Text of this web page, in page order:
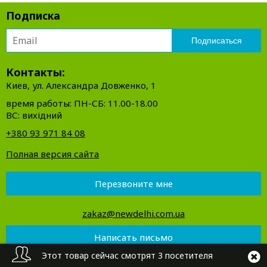
Подписка
Контакты:
Киев, ул. Александра Довженко, 1
время работы: ПН-СБ: 11.00-18.00
ВС: вихідний
+380 93 971 84 08
Полная версия сайта
Перезвоните мне
zakaz@newdelhi.com.ua
Написать письмо
Этот товар сейчас смотрят 3 посетителя